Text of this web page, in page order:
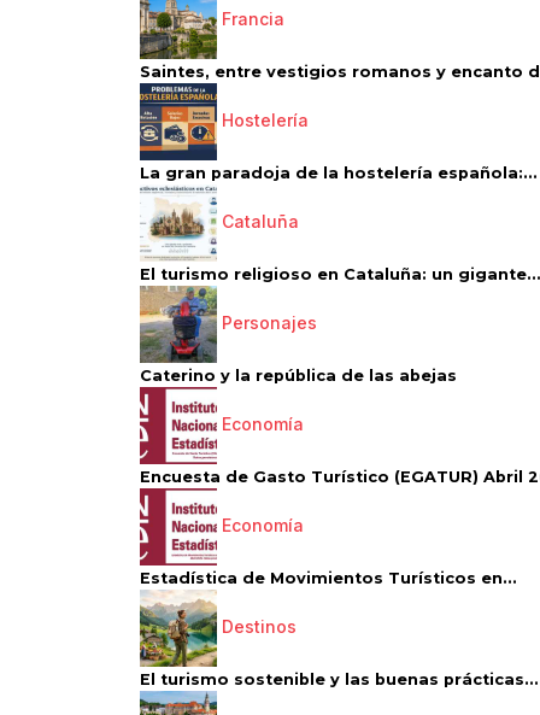
Francia
Saintes, entre vestigios romanos y encanto
Hostelería
La gran paradoja de la hostelería española:...
Cataluña
El turismo religioso en Cataluña: un gigante...
Personajes
Caterino y la república de las abejas
Economía
Encuesta de Gasto Turístico (EGATUR) Abril
Economía
Estadística de Movimientos Turísticos en...
Destinos
El turismo sostenible y las buenas prácticas...